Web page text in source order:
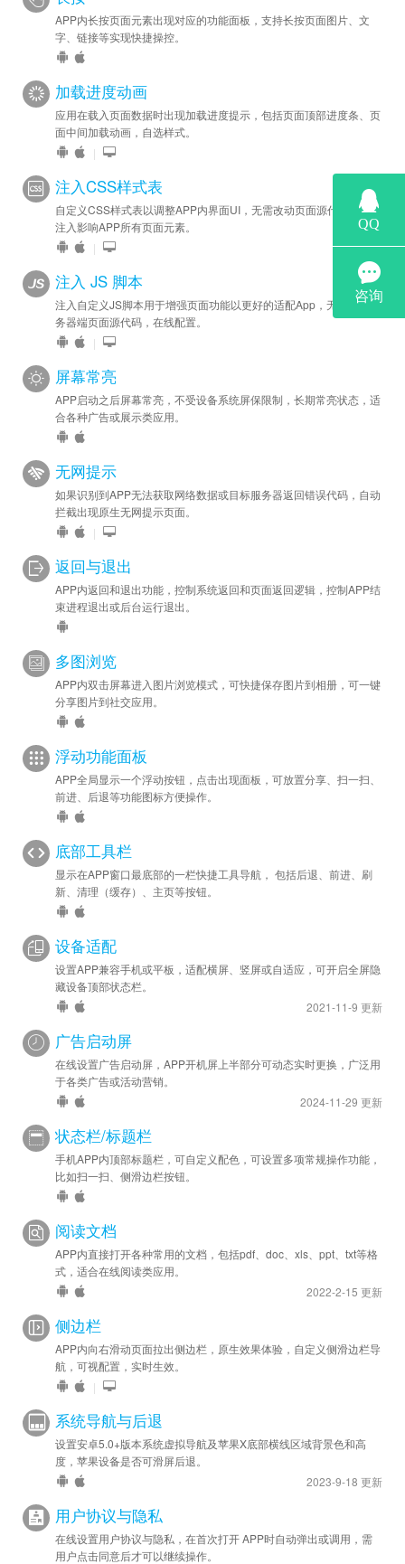
APP内长按页面元素出现对应的功能面板，支持长按页面图片、文
字、链接等实现快捷操控。
加载进度动画
应用在载入页面数据时出现加载进度提示，包括页面顶部进度条、页
面中间加载动画，自选样式。
|
注入CSS样式表
自定义CSS样式表以调整APP内界面UI，无需改动页面源代码，一键
注入影响APP所有页面元素。
|
注入 JS 脚本
注入自定义JS脚本用于增强页面功能以更好的适配App，无需修改服
务器端页面源代码，在线配置。
|
屏幕常亮
APP启动之后屏幕常亮，不受设备系统屏保限制，长期常亮状态，适
合各种广告或展示类应用。
无网提示
如果识别到APP无法获取网络数据或目标服务器返回错误代码，自动
拦截出现原生无网提示页面。
|
返回与退出
APP内返回和退出功能，控制系统返回和页面返回逻辑，控制APP结
束进程退出或后台运行退出。
多图浏览
APP内双击屏幕进入图片浏览模式，可快捷保存图片到相册，可一键
分享图片到社交应用。
浮动功能面板
APP全局显示一个浮动按钮，点击出现面板，可放置分享、扫一扫、
前进、后退等功能图标方便操作。
底部工具栏
显示在APP窗口最底部的一栏快捷工具导航， 包括后退、前进、刷
新、清理（缓存）、主页等按钮。
设备适配
设置APP兼容手机或平板，适配横屏、竖屏或自适应，可开启全屏隐
藏设备顶部状态栏。
2021-11-9 更新
广告启动屏
在线设置广告启动屏，APP开机屏上半部分可动态实时更换，广泛用
于各类广告或活动营销。
2024-11-29 更新
状态栏/标题栏
手机APP内顶部标题栏，可自定义配色，可设置多项常规操作功能，
比如扫一扫、侧滑边栏按钮。
阅读文档
APP内直接打开各种常用的文档，包括pdf、doc、xls、ppt、txt等格
式，适合在线阅读类应用。
2022-2-15 更新
侧边栏
APP内向右滑动页面拉出侧边栏，原生效果体验，自定义侧滑边栏导
航，可视配置，实时生效。
|
系统导航与后退
设置安卓5.0+版本系统虚拟导航及苹果X底部横线区域背景色和高
度，苹果设备是否可滑屏后退。
2023-9-18 更新
用户协议与隐私
在线设置用户协议与隐私，在首次打开 APP时自动弹出或调用，需
用户点击同意后才可以继续操作。